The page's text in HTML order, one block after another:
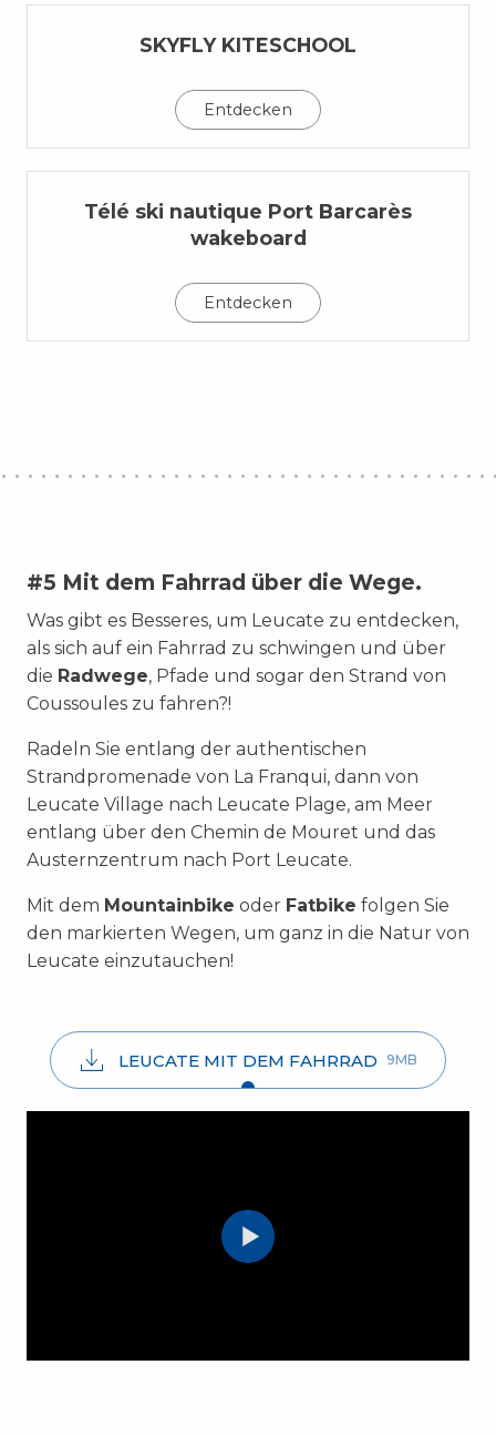
SKYFLY KITESCHOOL
Entdecken
Télé ski nautique Port Barcarès
wakeboard
Entdecken
#5 Mit dem Fahrrad über die Wege.
Was gibt es Besseres, um Leucate zu entdecken,
als sich auf ein Fahrrad zu schwingen und über
die Radwege, Pfade und sogar den Strand von
Coussoules zu fahren?!
Radeln Sie entlang der authentischen
Strandpromenade von La Franqui, dann von
Leucate Village nach Leucate Plage, am Meer
entlang über den Chemin de Mouret und das
Austernzentrum nach Port Leucate.
Mit dem Mountainbike oder Fatbike folgen Sie
den markierten Wegen, um ganz in die Natur von
Leucate einzutauchen!
LEUCATE MIT DEM FAHRRAD 9MB